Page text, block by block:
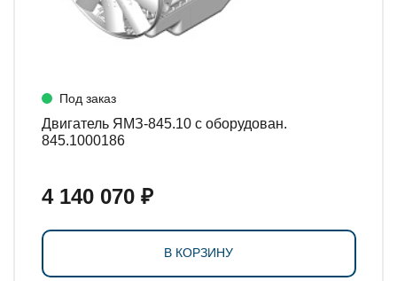
Под заказ
Двигатель ЯМЗ-845.10 с оборудован.
845.1000186
4 140 070 ₽
В КОРЗИНУ